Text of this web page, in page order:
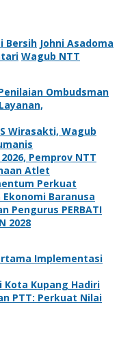
Bersih Johni Asadoma
Wagub NTT
Ombudsman
Wirasakti, Wagub
2026, Pemprov NTT
Atlet
Perkuat
Baranusa
Pengurus PERBATI
2028
Implementasi
Kota Kupang Hadiri
PTT: Perkuat Nilai